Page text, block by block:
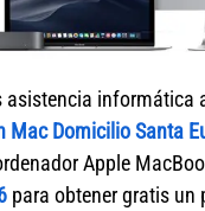
asistencia informática
Mac Domicilio Santa
Apple
para obtener gratis un